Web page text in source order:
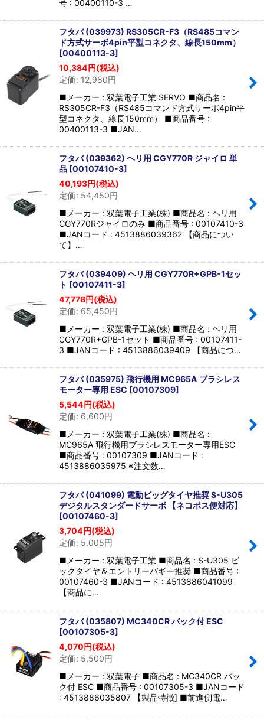
号 : 00400110-3 …
フタバ (039973) RS305CR-F3（RS485コマン
ド方式サーボ4pin平型コネクタ、線長150mm）
[00400113-3]
10,384円(税込)
定価: 12,980円
■メーカー : 双葉電子工業 SERVO ■商品名 :
RS305CR-F3（RS485コマンド方式サーボ4pin平
型コネクタ、線長150mm） ■商品番号 :
00400113-3 ■JAN…
フタバ (039362) ヘリ用 CGY770R ジャイロ 単
品 [00107410-3]
40,193円(税込)
定価: 54,450円
■メーカー : 双葉電子工業(株) ■商品名 : ヘリ用
CGY770Rジャイロのみ ■商品番号 : 00107410-3
■JANコード : 4513886039362 【商品につい
て】…
フタバ (039409) ヘリ用 CGY770R+GPB-1セッ
ト [00107411-3]
47,778円(税込)
定価: 65,450円
■メーカー : 双葉電子工業(株) ■商品名 : ヘリ用
CGY770R+GPB-1セット ■商品番号 : 00107411-
3 ■JANコード : 4513886039409 【商品につ…
フタバ (035975) 飛行機用 MC965A ブラシレス
モーター専用 ESC [00107309]
5,544円(税込)
定価: 6,600円
■メーカー : 双葉電子工業(株) ■商品名 :
MC965A 飛行機用ブラシレスモーター専用ESC
■商品番号 : 00107309 ■JANコード :
4513886035975 ※注文数…
フタバ (041099) 電動ビッグタイヤ推奨 S-U305
デジタルスタンダードサーボ 【ネコポス便対応】
[00107460-3]
3,704円(税込)
定価: 5,005円
■メーカー : 双葉電子工業 ■商品名 : S-U305 ビ
ックタイヤ＆エントリーバギー推奨 ■商品番号 :
00107460-3 ■JANコード : 4513886041099
【商品に…
フタバ (035807) MC340CR バック付 ESC
[00107305-3]
4,070円(税込)
定価: 5,500円
■メーカー : 双葉電子 ■商品名 : MC340CR バッ
ク付 ESC ■商品番号 : 00107305-3 ■JANコード
: 4513886035807 【製品特徴] ■前進側電…